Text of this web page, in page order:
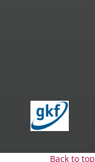
Back to top